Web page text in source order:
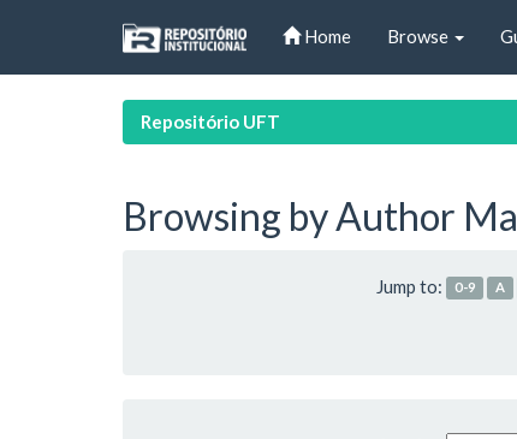
Home Browse
Repositório UFT
Browsing by Author
Jump to: 0-9 A